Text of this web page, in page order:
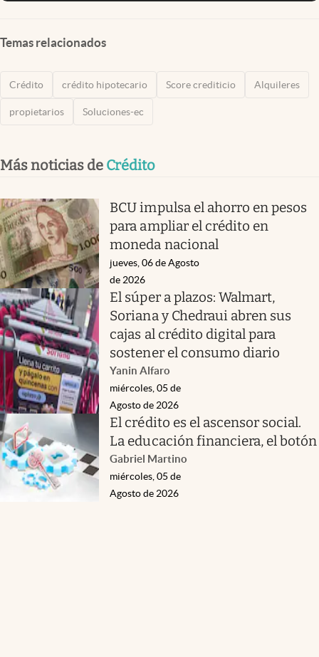
Temas relacionados
Crédito crédito hipotecario Score crediticio Alquileres
propietarios Soluciones-ec
Más noticias de Crédito
BCU impulsa el ahorro en pesos
para ampliar el crédito en
moneda nacional
jueves, 06 de Agosto
de 2026
El súper a plazos: Walmart,
Soriana y Chedraui abren sus
cajas al crédito digital para
sostener el consumo diario
Yanin Alfaro
miércoles, 05 de
Agosto de 2026
El crédito es el ascensor social.
La educación financiera, el botón
Gabriel Martino
miércoles, 05 de
Agosto de 2026